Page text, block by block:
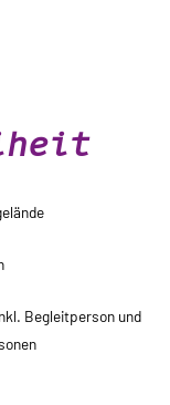
Begleitperson und